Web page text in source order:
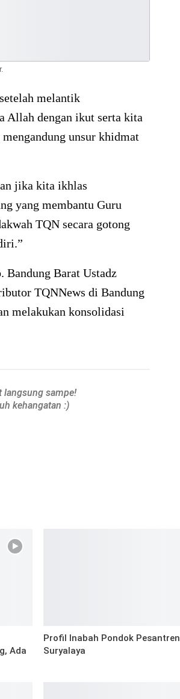
melantik
Allah dengan ikut serta kita
unsur khidmat
jika kita ikhlas
yang membantu Guru
TQN secara gotong
Bandung Barat Ustadz
TQNNews di Bandung
melakukan konsolidasi
langsung sampe!
kehangatan :)
Ada
Profil Inabah Pondok Pesantren
Suryalaya